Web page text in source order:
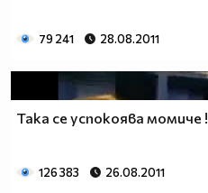
79 241 28.08.2011
Така се успокоява момиче !
126 383 26.08.2011